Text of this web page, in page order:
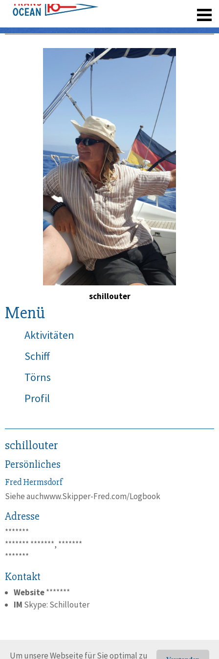
Um unsere Webseite für Sie optimal zu
schillouter
Menü
Aktivitäten
Schiff
Törns
Profil
schillouter
Persönliches
FredHermsdorf
Siehe auchwww.Skipper-Fred.com/Logbook
Adresse
*******
******* *******, *******
*******
Kontakt
Website*******
IM Skype: Schillouter